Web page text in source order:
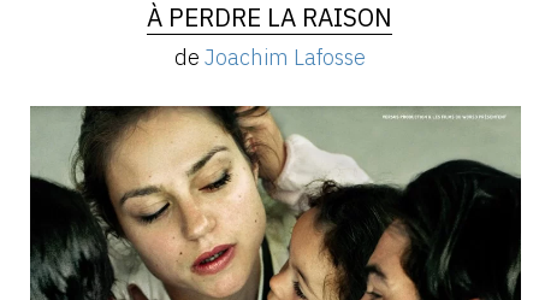
À PERDRE LA RAISON
de Joachim Lafosse